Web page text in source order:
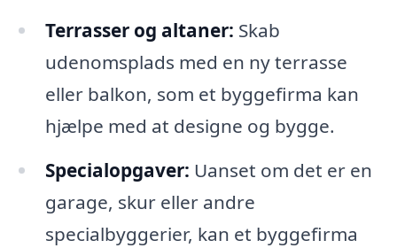
Terrasser og altaner: Skab
udenomsplads med en ny terrasse
eller balkon, som et byggefirma kan
hjælpe med at designe og bygge.
Specialopgaver: Uanset om det er en
garage, skur eller andre
specialbyggerier, kan et byggefirma